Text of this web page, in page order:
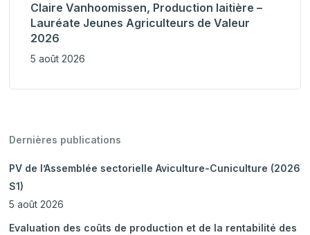
Claire Vanhoomissen, Production laitière –
Lauréate Jeunes Agriculteurs de Valeur
2026
5 août 2026
Dernières publications
PV de l’Assemblée sectorielle Aviculture-Cuniculture (2026
S1)
5 août 2026
Evaluation des coûts de production et de la rentabilité des